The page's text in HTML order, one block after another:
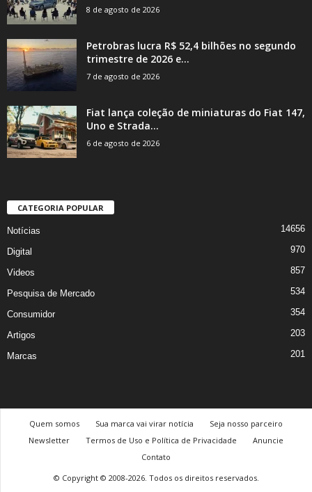
8 de agosto de 2026
Petrobras lucra R$ 52,4 bilhões no segundo
trimestre de 2026 e...
7 de agosto de 2026
Fiat lança coleção de miniaturas do Fiat 147,
Uno e Strada...
6 de agosto de 2026
CATEGORIA POPULAR
Notícias 14656
Digital 970
Videos 857
Pesquisa de Mercado 534
Consumidor 354
Artigos 203
Marcas 201
Quem somos Sua marca vai virar notícia
Seja nosso parceiro
Newsletter
Termos de Uso e Política de Privacidade
Anuncie
Contato
© Copyright © 2008-2026. Todos os direitos reservados.